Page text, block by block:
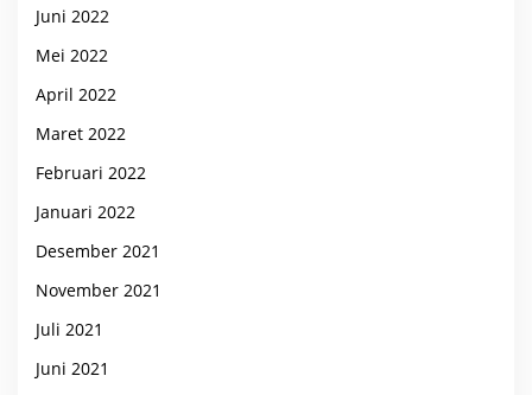
Juni 2022
Mei 2022
April 2022
Maret 2022
Februari 2022
Januari 2022
Desember 2021
November 2021
Juli 2021
Juni 2021